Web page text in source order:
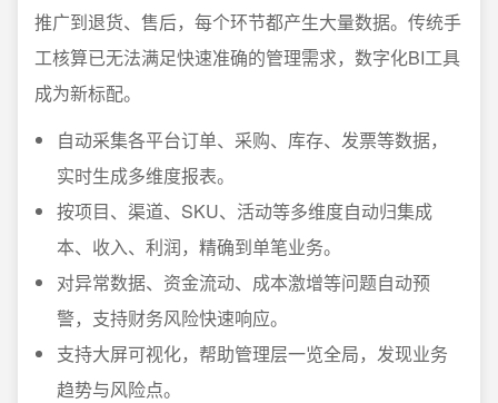
推广到退货、售后，每个环节都产生大量数据。传统手
工核算已无法满足快速准确的管理需求，数字化BI工具
成为新标配。
自动采集各平台订单、采购、库存、发票等数据，
实时生成多维度报表。
按项目、渠道、SKU、活动等多维度自动归集成
本、收入、利润，精确到单笔业务。
对异常数据、资金流动、成本激增等问题自动预
警，支持财务风险快速响应。
支持大屏可视化，帮助管理层一览全局，发现业务
趋势与风险点。